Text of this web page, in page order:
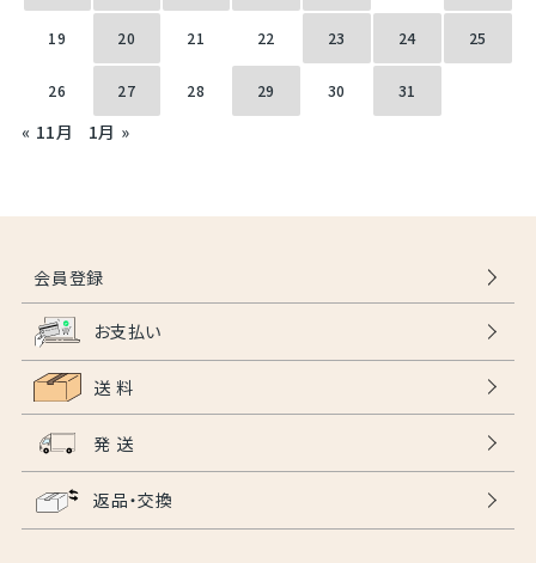
19 20 21 22 23 24 25
26 27 28 29 30 31
« 11月 1月 »
会員登録
お支払い
送 料
発 送
返品・交換